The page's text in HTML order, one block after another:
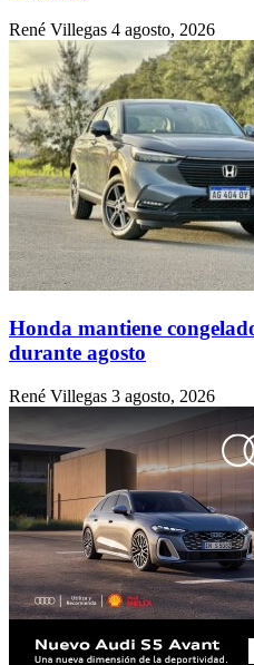
René Villegas 4 agosto, 2026
Honda mantiene
durante agosto
René Villegas 3 agosto, 2026